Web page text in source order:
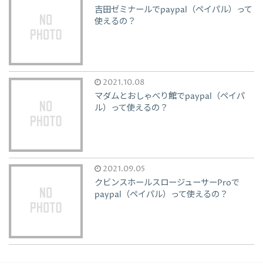
吉田ゼミナールでpaypal（ペイパル）って
使えるの？
2021.10.08
マダムとおしゃべり館でpaypal（ペイパ
ル）って使えるの？
2021.09.05
クビンスホールスロージューサーProで
paypal（ペイパル）って使えるの？